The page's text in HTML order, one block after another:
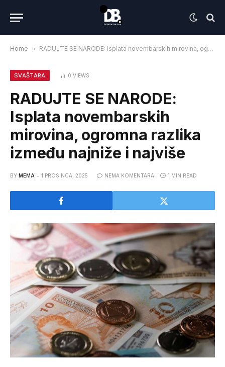
Home » RADUJTE SE NARODE: Isplata novembarskih mirovina, ogromna razlika između najniže i najviše
SVAŠTARA 0 VIEWS
RADUJTE SE NARODE:
Isplata novembarskih
mirovina, ogromna razlika
između najniže i najviše
BY MEMA 1 PROSINCA, 2025 NEMA KOMENTARA 1 MIN READ